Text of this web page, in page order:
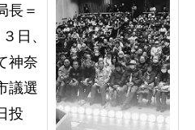
長＝
日、
神奈
議選
投